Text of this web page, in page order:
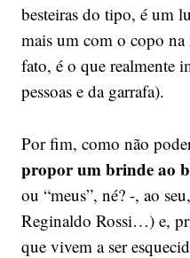
besteiras do tipo, é um
mais um com o copo
fato, é o que realmente
pessoas e da garrafa).
Por fim, como não
propor um brinde ao
ou “meus”, né? -, ao
Reginaldo Rossi…) e,
que vivem a ser